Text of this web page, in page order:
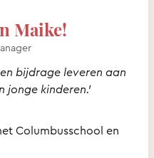
Maike!
bijdrage leveren aan
kinderen.’
Columbusschool en